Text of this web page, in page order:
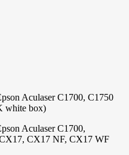
Aculaser C1700, C1750
white box)
Aculaser C1700,
CX17 NF, CX17 WF